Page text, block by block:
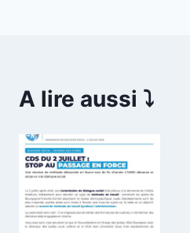
A lire aussi ⤵️